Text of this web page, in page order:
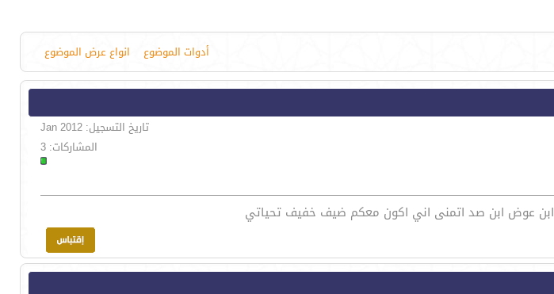
أدوات الموضوع انواع عرض الموضوع
تاريخ التسجيل: Jan 2012
المشاركات: 3
ابن عوض ابن صد اتمنى اني اكون معكم ضيف خفيف تحياتي